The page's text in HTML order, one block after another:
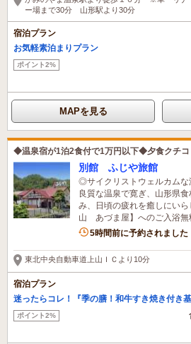
ー場まで30分 山形駅より30分
宿泊プラン
お気軽素泊まりプラン
ポイント2%
MAPを見る
◆温泉宿が1泊2食付で1万円以下◆夕食クチコ
別館 ふじや旅館
◎サイクリストウェルカム
良質な温泉で寛ぎ、山形県
み、日頃の疲れを癒しにい
山 あづま屋】へのご入浴無
5時間前に予約されました
東北中央自動車道上山ＩＣより10分
宿泊プラン
迷ったらコレ！『季の膳！和牛すき焼き付き
ポイント2%